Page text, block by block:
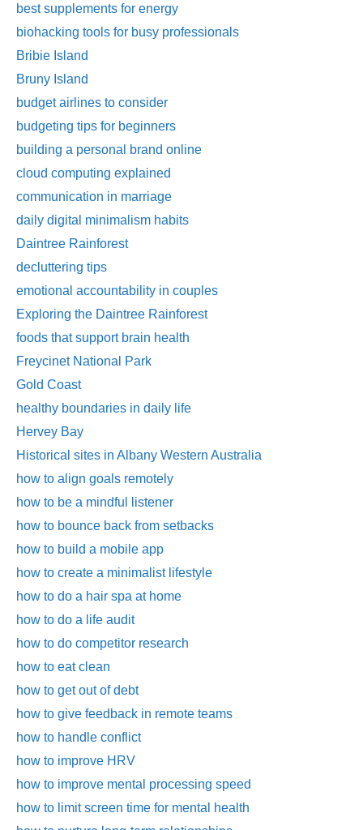
to
content
best supplements for energy
biohacking tools for busy professionals
Bribie Island
Bruny Island
budget airlines to consider
budgeting tips for beginners
building a personal brand online
cloud computing explained
communication in marriage
daily digital minimalism habits
Daintree Rainforest
decluttering tips
emotional accountability in couples
Exploring the Daintree Rainforest
foods that support brain health
Freycinet National Park
Gold Coast
healthy boundaries in daily life
Hervey Bay
Historical sites in Albany Western Australia
how to align goals remotely
how to be a mindful listener
how to bounce back from setbacks
how to build a mobile app
how to create a minimalist lifestyle
how to do a hair spa at home
how to do a life audit
how to do competitor research
how to eat clean
how to get out of debt
how to give feedback in remote teams
how to handle conflict
how to improve HRV
how to improve mental processing speed
how to limit screen time for mental health